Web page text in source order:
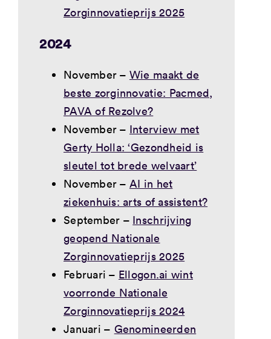
Zorginnovatieprijs 2025
2024
November – Wie maakt de
beste zorginnovatie: Pacmed,
PAVA of Rezolve?
November – Interview met
Gerty Holla: ‘Gezondheid is
sleutel tot brede welvaart’
November – AI in het
ziekenhuis: arts of assistent?
September – Inschrijving
geopend Nationale
Zorginnovatieprijs 2025
Februari – Ellogon.ai wint
voorronde Nationale
Zorginnovatieprijs 2024
Januari – Genomineerden